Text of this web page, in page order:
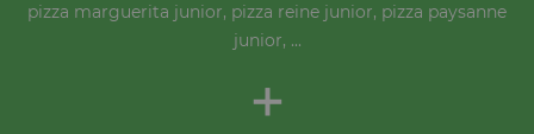
pizza marguerita junior, pizza reine junior, pizza paysanne
junior, ...
+